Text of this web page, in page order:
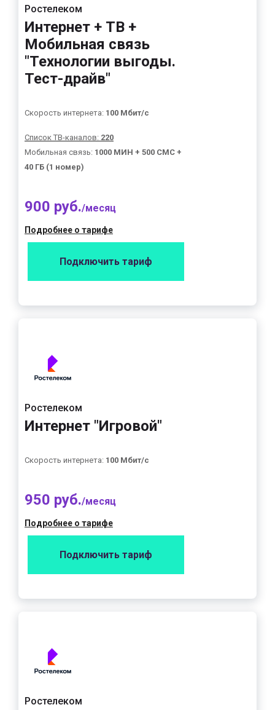
Ростелеком
Интернет + ТВ +
Мобильная связь
"Технологии выгоды.
Тест-драйв"
Скорость интернета: 100 Мбит/с
Список ТВ-каналов: 220
Мобильная связь: 1000 МИН + 500 СМС +
40 ГБ (1 номер)
900 руб./месяц
Подробнее о тарифе
Подключить тариф
Ростелеком
Интернет "Игровой"
Скорость интернета: 100 Мбит/с
950 руб./месяц
Подробнее о тарифе
Подключить тариф
Ростелеком